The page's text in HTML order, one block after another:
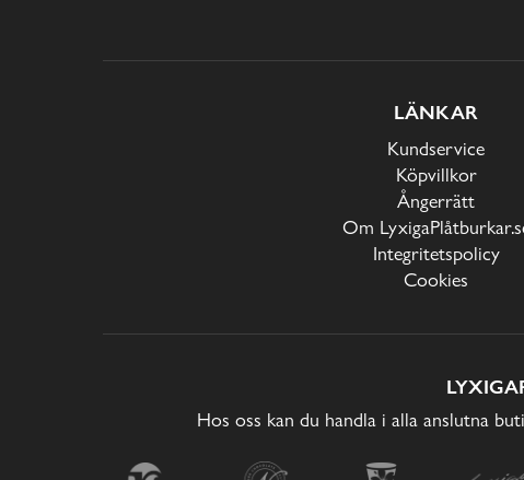
LÄNKAR
Kundservice
Köpvillkor
Ångerrätt
Om
Integritetspolicy
Cookies
Hos oss kan du handla i alla anslutna